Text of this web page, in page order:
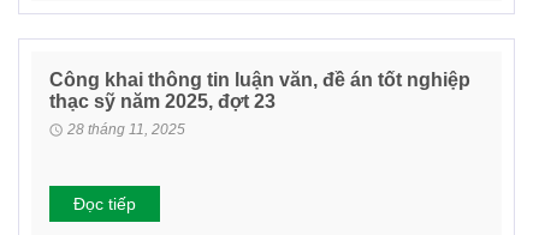
Công khai thông tin luận văn, đề án tốt nghiệp
thạc sỹ năm 2025, đợt 23
28 tháng 11, 2025
Đọc tiếp